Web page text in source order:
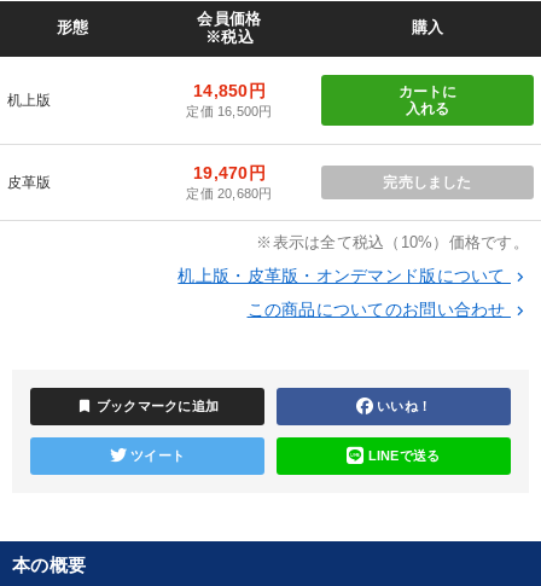
形態
会員価格
※税込
購入
机上版 14,850円
定価 16,500円
カートに
入れる
皮革版 19,470円
定価 20,680円
完売しました
※表示は全て税込（10%）価格です。
机上版・皮革版・オンデマンド版について keyboard_arrow_right
この商品についてのお問い合わせ keyboard_arrow_right
bookmark ブックマークに追加 いいね！
ツイート LINEで送る
本の概要